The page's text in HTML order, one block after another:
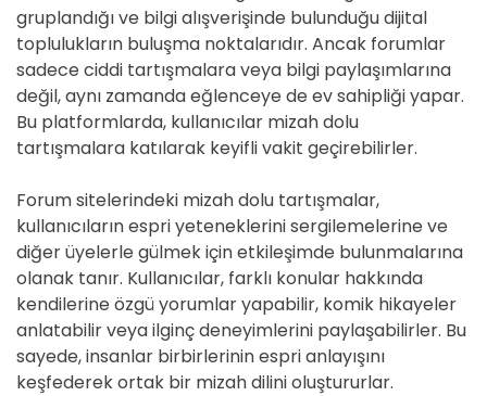
gruplandığı ve bilgi alışverişinde bulunduğu dijital
toplulukların buluşma noktalarıdır. Ancak forumlar
sadece ciddi tartışmalara veya bilgi paylaşımlarına
değil, aynı zamanda eğlenceye de ev sahipliği yapar.
Bu platformlarda, kullanıcılar mizah dolu
tartışmalara katılarak keyifli vakit geçirebilirler.
Forum sitelerindeki mizah dolu tartışmalar,
kullanıcıların espri yeteneklerini sergilemelerine ve
diğer üyelerle gülmek için etkileşimde bulunmalarına
olanak tanır. Kullanıcılar, farklı konular hakkında
kendilerine özgü yorumlar yapabilir, komik hikayeler
anlatabilir veya ilginç deneyimlerini paylaşabilirler. Bu
sayede, insanlar birbirlerinin espri anlayışını
keşfederek ortak bir mizah dilini oluştururlar.